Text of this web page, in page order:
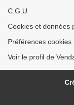
C.G.U.
Cookies et données
Préférences cookies
Voir le profil de